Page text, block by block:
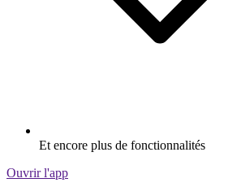
Et encore plus de fonctionnalités
Ouvrir l'app